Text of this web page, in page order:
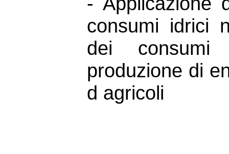
consumi idrici
dei consumi
produzione di
d agricoli